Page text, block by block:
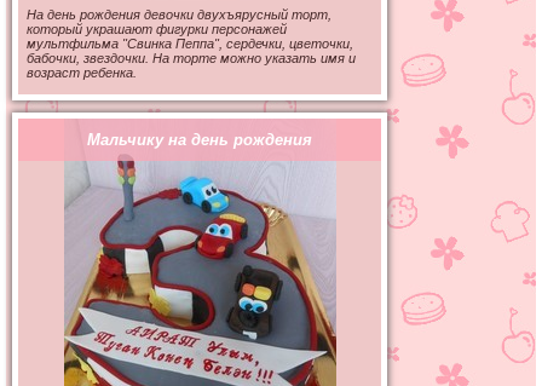
На день рождения девочки двухъярусный торт,
который украшают фигурки персонажей
мультфильма "Свинка Пеппа", сердечки, цветочки,
бабочки, звездочки. На торте можно указать имя и
возраст ребенка.
Мальчику на день рождения